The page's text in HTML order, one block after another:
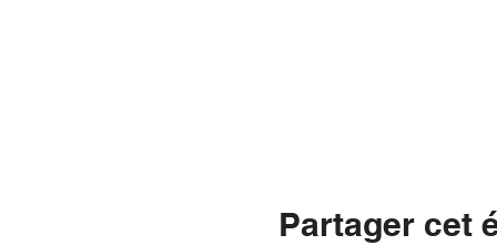
Partager cet